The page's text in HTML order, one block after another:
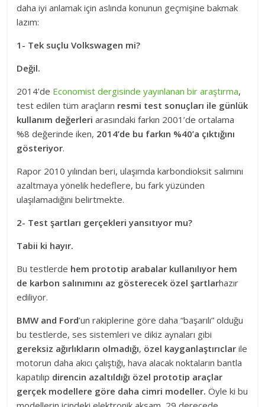
daha iyi anlamak için aslında konunun geçmişine bakmak
lazım:
1- Tek suçlu Volkswagen mi?
Değil.
2014’de Economist dergisinde yayınlanan bir araştırma,
test edilen tüm araçların resmi test sonuçları ile günlük
kullanım değerleriarasındaki farkın 2001’de ortalama
%8 değerinde iken, 2014’de bu farkın %40’a çıktığını
gösteriyor.
Rapor 2010 yılından beri, ulaşımda karbondioksit salımını
azaltmaya yönelik hedeflere, bu fark yüzünden
ulaşılamadığını belirtmekte.
2- Test şartları gerçekleri yansıtıyor mu?
Tabii ki hayır.
Bu testlerde hem prototip arabalar kullanılıyor hem
de karbon salınımını az gösterecek özel şartlarhazır
ediliyor.
BMW and Ford’un rakiplerine göre daha “başarılı” olduğu
bu testlerde, ses sistemleri ve dikiz aynaları gibi
gereksiz ağırlıkların olmadığı, özel kayganlaştırıclar ile
motorun daha akıcı çalıştığı, hava alacak noktaların bantla
kapatılıp direncin azaltıldığı özel prototip araçlar
gerçek modellere göre daha cimri modeller. Öyle ki bu